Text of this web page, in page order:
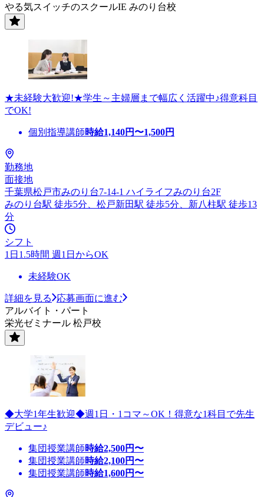
やる気スイッチのスクールIE みのり台校
★未経験大歓迎!★学生～主婦層まで幅広く活躍中♪得意科目
でOK!
個別指導講師時給1,140円〜1,500円
勤務地
面接地
千葉県松戸市みのり台7-14-1 ハイライフみのり台2F
みのり台駅 徒歩5分、松戸新田駅 徒歩5分、新八柱駅 徒歩13
分
シフト
1日1.5時間 週1日からOK
未経験OK
詳細を見る
応募画面に進む
アルバイト・パート
栄光ゼミナール 松戸校
◆大学1年生歓迎◆週1日・1コマ～OK！得意な1科目で先生
デビュー♪
集団授業講師時給2,500円〜
集団授業講師時給2,100円〜
集団授業講師時給1,600円〜